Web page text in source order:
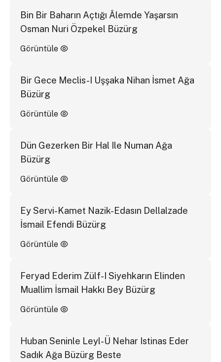
Bin Bir Baharın Açtığı Âlemde Yaşarsın
Osman Nuri Özpekel Büzürg
Görüntüle
Bir Gece Meclis-I Uşşaka Nihan İsmet Ağa
Büzürg
Görüntüle
Dün Gezerken Bir Hal Ile Numan Ağa
Büzürg
Görüntüle
Ey Servi-Kamet Nazik-Edasın Dellalzade
İsmail Efendi Büzürg
Görüntüle
Feryad Ederim Zülf-I Siyehkarın Elinden
Muallim İsmail Hakkı Bey Büzürg
Görüntüle
Huban Seninle Leyl-Ü Nehar Istinas Eder
Sadık Ağa Büzürg Beste